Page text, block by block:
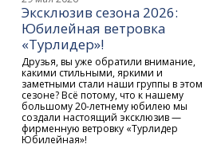
Эксклюзив сезона 2026:
Юбилейная ветровка
«Турлидер»!
Друзья, вы уже обратили внимание,
какими стильными, яркими и
заметными стали наши группы в этом
сезоне? Всё потому, что к нашему
большому 20-летнему юбилею мы
создали настоящий эксклюзив —
фирменную ветровку «Турлидер
Юбилейная»!